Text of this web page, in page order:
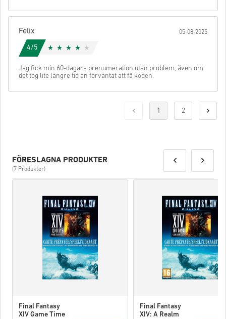
Felix 05-08-2025
4/5
Jag fick min 60-dagars prenumeration utan problem, även om
det tog lite längre tid än förväntat att få koden.
1 2
FÖRESLAGNA PRODUKTER
(7 Produkter)
Final Fantasy
XIV Game Time
Final Fantasy
XIV: A Realm